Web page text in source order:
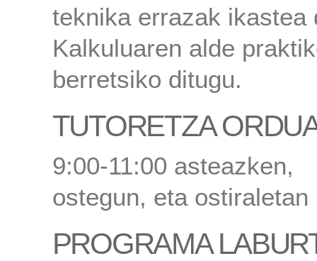
teknika errazak ikastea
Kalkuluaren alde
berretsiko ditugu.
TUTORETZA
9:00-11:00 asteazken,
ostegun, eta ostiraletan
PROGRAMA